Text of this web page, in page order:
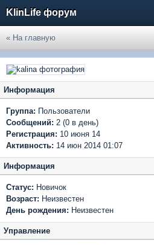
KlinLife форум
« На главную
Информация
Группа: Пользователи
Сообщений: 2 (0 в день)
Регистрация: 10 июня 14
Активность: 14 июн 2014 01:07
Информация
Статус: Новичок
Возраст: Неизвестен
День рождения: Неизвестен
Управление